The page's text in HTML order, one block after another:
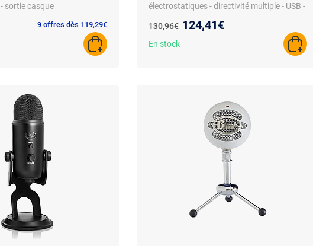
sortie casque
9 offres dès 119,29€
AJOUTER AU PANIER
électrostatiques - directivité multiple - USB -
streaming, podcast, gaming - compatible
PC et MAC
Ancien prix :
130,96€ Nouveau prix :
124,41€
En stock